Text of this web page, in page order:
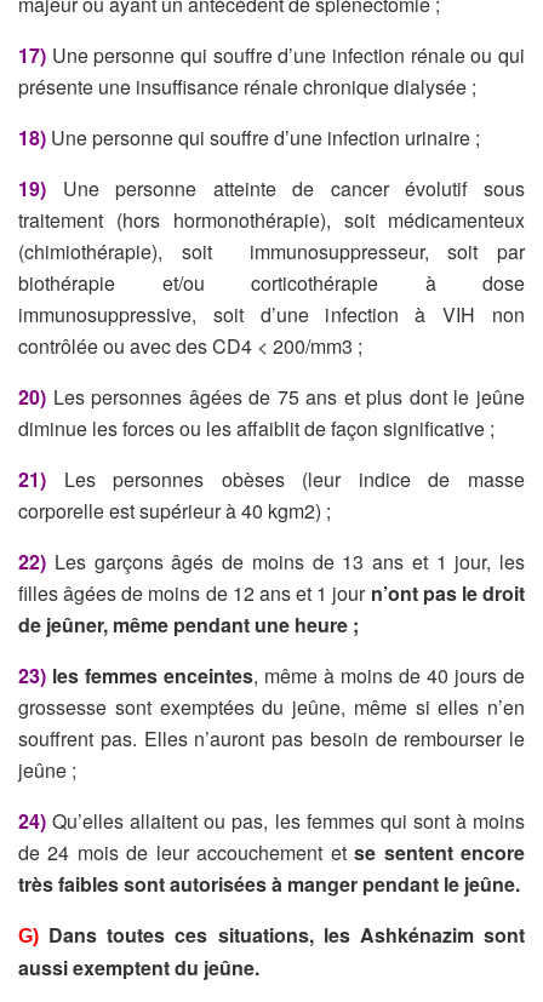
17) Une personne qui souffre d’une infection rénale ou qui
présente une insuffisance rénale chronique dialysée ;
18) Une personne qui souffre d’une infection urinaire ;
19) Une personne atteinte de cancer évolutif sous
traitement (hors hormonothérapie), soit médicamenteux
(chimiothérapie), soit immunosuppresseur, soit par
biothérapie et/ou corticothérapie à dose
immunosuppressive, soit d’une infection à VIH non
contrôlée ou avec des CD4 < 200/mm3 ;
20) Les personnes âgées de 75 ans et plus dont le jeûne
diminue les forces ou les affaiblit de façon significative ;
21) Les personnes obèses (leur indice de masse
corporelle est supérieur à 40 kgm2) ;
22) Les garçons âgés de moins de 13 ans et 1 jour, les
filles âgées de moins de 12 ans et 1 jour n’ont pas le droit
de jeûner, même pendant une heure ;
23) les femmes enceintes, même à moins de 40 jours de
grossesse sont exemptées du jeûne, même si elles n’en
souffrent pas. Elles n’auront pas besoin de rembourser le
jeûne ;
24) Qu’elles allaitent ou pas, les femmes qui sont à moins
de 24 mois de leur accouchement etse sententencore
très faibles sont autorisées à manger pendant le jeûne.
G) Dans toutes ces situations, les Ashkénazim sont
aussiexemptent du jeûne.